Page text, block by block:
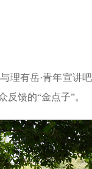
理有岳·青年宣讲
馈的“金点子”。